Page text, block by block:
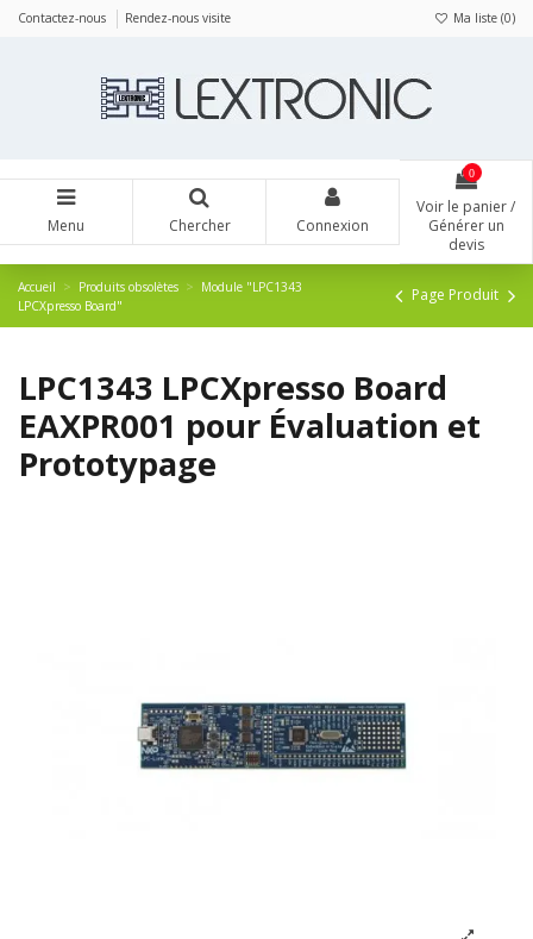
Contactez-nous Rendez-nous visite Ma liste (0)
Menu Chercher Connexion
0
Voir le panier /
Générer un
devis
Accueil Produits obsolètes
Module "LPC1343
LPCXpresso Board"
Page Produit
LPC1343 LPCXpresso Board
EAXPR001 pour Évaluation et
Prototypage
Panneau de gestion des cookies